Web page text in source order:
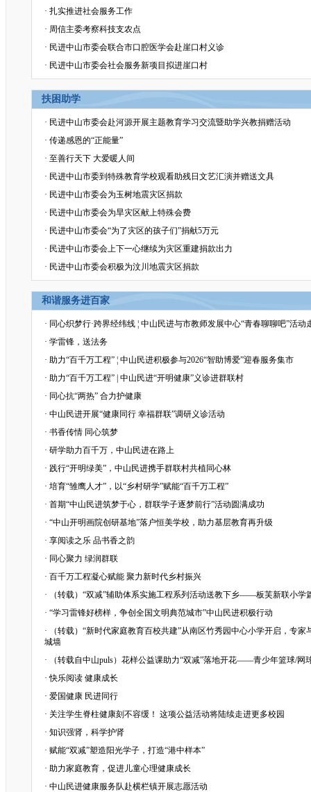
· 扎实推进社会服务工作
· 周信主委考察科技支农点
· 民进中山市委会联合市口腔医学会赴崖口村义诊
· 民进中山市委会社会服务新项目拟进崖口村
扶困助学
· 民进中山市委会赴河源开展主题教育学习交流暨助学兴教捐赠活动
· 传递感恩的“正能量”
· 至善行天下 大爱暖人间
· 民进中山市委到特殊教育学校观看助残日文艺汇演并赠送文具
· 民进中山市委会为玉树地震灾区捐款
· 民进中山市委会为旱灾区献上特殊会费
· 民进中山市委会“为了灾区的孩子们”捐献5万元
· 民进中山市委会上下一心继续为灾区重建捐款出力
· 民进中山市委会积极为汶川地震灾区捐款
和谐服务进百家
· 同心织梦行·跨界经纬线 ¦ 中山民进与市教师发展中心“青春聊聊吧”活动
· 学雷锋，送法务
· 助力“百千万工程” ¦ 中山民进积极参与2026“智助博爱”迎春服务集市
· 助力“百千万工程” | 中山民进“开明健康”义诊进群联村
· 同心抗“两热” 合力护健康
· 中山民进开展“健康同行 幸福群联”调研义诊活动
· 书香传情 同心筑梦
· 研学助力百千万，中山民进在路上
· 践行“开明绿美”，中山民进携手群联村共植同心林
· 培育“雏鹰人才”，以“乡村研学”赋能“百千万工程”
· 首期“中山民进筑梦于心，群联学子逐梦前行”活动圆满成功
· “中山开明画院创研基地”落户恒美学校，助力基层教育再升级
· 享阅读之乐 品书香之韵
· 同心聚力 绿润群联
· 百千万工程凝心赋能 聚力新时代乡村振兴
·
（转载）“双减”辅助体系实施工程系列活动送教下乡——板芙新联小学
· “学习雷锋好榜样，争创全国文明典范城市”中山民进积极行动
·
（转载）“新时代家庭教育百校共建”从南区竹秀园中心小学开启，专
城墙
·
（转载自中山puls）花样公益课助力“双减”落地开花——青少年篮球/网
·快乐阅读 健康成长
· 爱国健康 民进同行
· 关注学生脊柱健康刻不容缓！ 这项公益活动将陆续走进更多校园
· 知识强肾，科学护肾
· 赋能“双减”塑造阳光学子，打造“港中样本”
· 助力家庭教育，促进儿童心理健康成长
· 中山民进健康服务队赴横栏镇开展志愿活动